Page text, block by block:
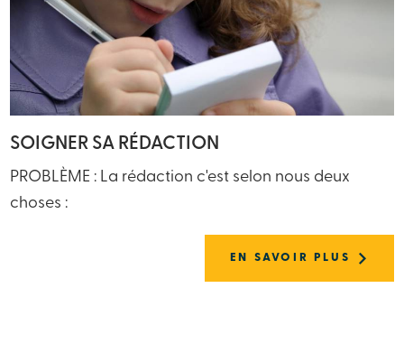
SOIGNER SA RÉDACTION
PROBLÈME : La rédaction c'est selon nous deux
choses :
EN SAVOIR PLUS